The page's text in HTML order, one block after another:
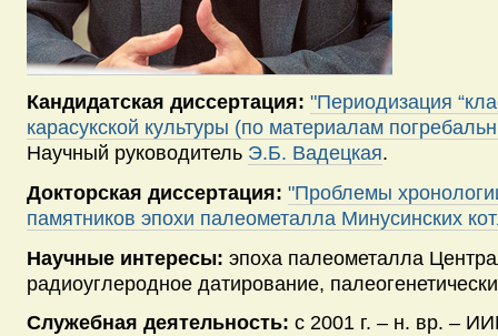
Кандидатская диссертация: "Периодизация
карасукской культуры (по материалам
Научный руководитель Э.Б. Вадецкая.
Докторская диссертация: "Проблемы
памятников эпохи палеометалла Минусинских
Научные интересы: эпоха палеометалла
радиоуглеродное датирование,
Служебная деятельность: с 2001 г. – н. вр. –